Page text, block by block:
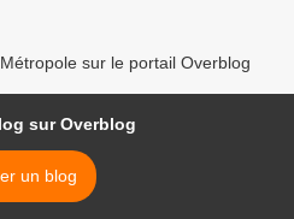
sur le portail Overblog
sur Overblog
un blog